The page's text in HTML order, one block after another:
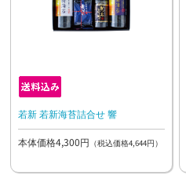
若新 若新海苔詰合せ 響
本体価格4,300円 （税込価格4,644円）